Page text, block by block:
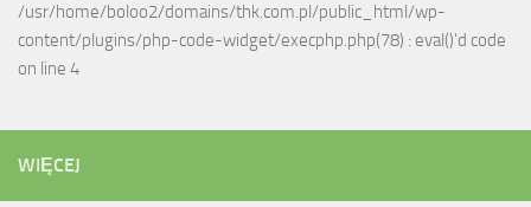
/usr/home/boloo2/domains/thk.com.pl/public_html/wp-
content/plugins/php-code-widget/execphp.php(78) : eval()'d code
on line 4
WIĘCEJ